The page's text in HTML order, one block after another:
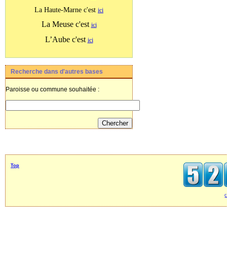
La Haute-Marne c'est ici
La Meuse c'est ici
L’Aube c'est ici
Recherche dans d'autres bases
Paroisse ou commune souhaitée :
Top